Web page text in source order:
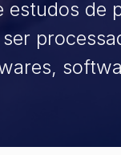
de